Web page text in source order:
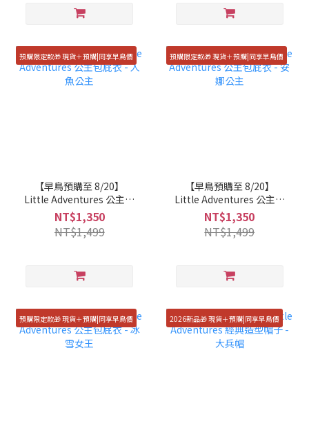
預購限定款🎁 現貨＋預購|同享早鳥價
【早鳥預購至 8/20】
Little Adventures 公主包
屁衣 - 人魚公主
NT$1,350
NT$1,499
預購限定款🎁 現貨＋預購|同享早鳥價
【早鳥預購至 8/20】
Little Adventures 公主包
屁衣 - 安娜公主
NT$1,350
NT$1,499
預購限定款🎁 現貨＋預購|同享早鳥價 2026新品🎁 現貨＋預購|同享早鳥價